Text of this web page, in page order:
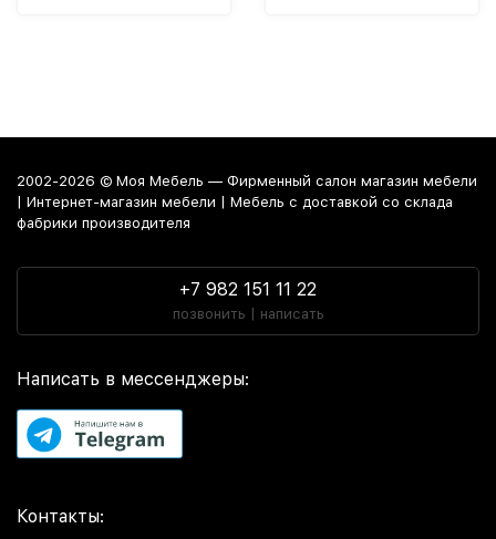
2002-2026 © Моя Мебель — Фирменный салон магазин мебели
| Интернет-магазин мебели | Мебель с доставкой со склада
фабрики производителя
+7 982 151 11 22
позвонить | написать
Написать в мессенджеры:
Контакты: